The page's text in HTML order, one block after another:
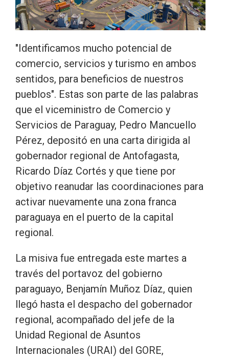
"Identificamos mucho potencial de
comercio, servicios y turismo en ambos
sentidos, para beneficios de nuestros
pueblos". Estas son parte de las palabras
que el viceministro de Comercio y
Servicios de Paraguay, Pedro Mancuello
Pérez, depositó en una carta dirigida al
gobernador regional de Antofagasta,
Ricardo Díaz Cortés y que tiene por
objetivo reanudar las coordinaciones para
activar nuevamente una zona franca
paraguaya en el puerto de la capital
regional.
La misiva fue entregada este martes a
través del portavoz del gobierno
paraguayo, Benjamín Muñoz Díaz, quien
llegó hasta el despacho del gobernador
regional, acompañado del jefe de la
Unidad Regional de Asuntos
Internacionales (URAI) del GORE,